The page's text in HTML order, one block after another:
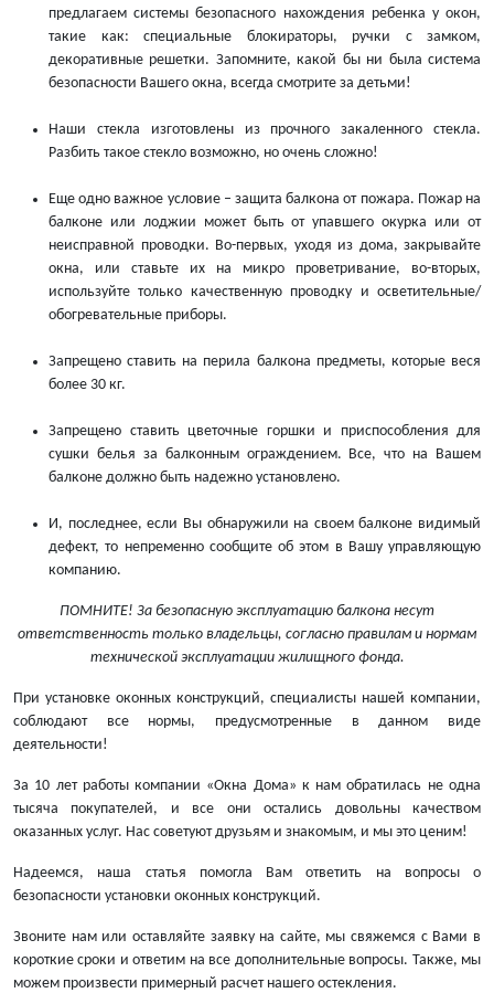
предлагаем системы безопасного нахождения ребенка у окон,
такие как: специальные блокираторы, ручки с замком,
декоративные решетки. Запомните, какой бы ни была система
безопасности Вашего окна, всегда смотрите за детьми!
Наши стекла изготовлены из прочного закаленного стекла.
Разбить такое стекло возможно, но очень сложно!
Еще одно важное условие – защита балкона от пожара. Пожар на
балконе или лоджии может быть от упавшего окурка или от
неисправной проводки. Во-первых, уходя из дома, закрывайте
окна, или ставьте их на микро проветривание, во-вторых,
используйте только качественную проводку и осветительные/
обогревательные приборы.
Запрещено ставить на перила балкона предметы, которые веся
более 30 кг.
Запрещено ставить цветочные горшки и приспособления для
сушки белья за балконным ограждением. Все, что на Вашем
балконе должно быть надежно установлено.
И, последнее, если Вы обнаружили на своем балконе видимый
дефект, то непременно сообщите об этом в Вашу управляющую
компанию.
ПОМНИТЕ! За безопасную эксплуатацию балкона несут
ответственность только владельцы, согласно правилам и нормам
технической эксплуатации жилищного фонда.
При установке оконных конструкций, специалисты нашей компании,
соблюдают все нормы, предусмотренные в данном виде
деятельности!
За 10 лет работы компании «Окна Дома» к нам обратилась не одна
тысяча покупателей, и все они остались довольны качеством
оказанных услуг. Нас советуют друзьям и знакомым, и мы это ценим!
Надеемся, наша статья помогла Вам ответить на вопросы о
безопасности установки оконных конструкций.
Звоните нам или оставляйте заявку на сайте, мы свяжемся с Вами в
короткие сроки и ответим на все дополнительные вопросы. Также, мы
можем произвести примерный расчет нашего остекления.